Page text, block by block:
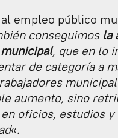
empleo público
conseguimosla
, que en lo
de categoría a
aumento, sino
oficios, estudios y
«.